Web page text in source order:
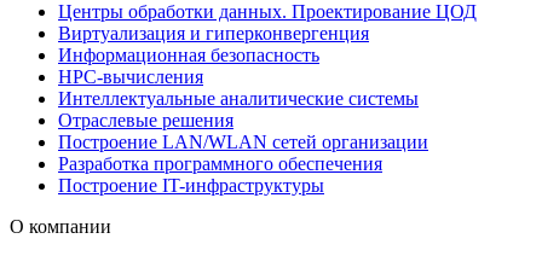
Центры обработки данных. Проектирование ЦОД
Виртуализация и гиперконвергенция
Информационная безопасность
HPC-вычисления
Интеллектуальные аналитические системы
Отраслевые решения
Построение LAN/WLAN сетей организации
Разработка программного обеспечения
Построение IT-инфраструктуры
О компании